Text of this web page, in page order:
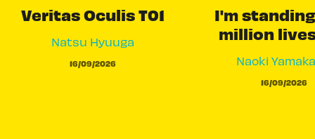
Veritas Oculis T01
Natsu Hyuuga
16/09/2026
I'm
million
Naoki
16/09/2026